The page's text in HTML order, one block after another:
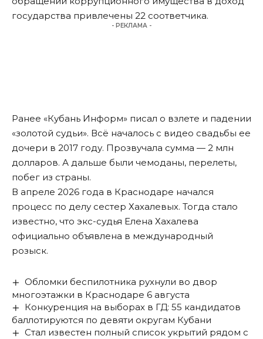
государства привлечены 22 соответчика.
- РЕКЛАМА -
Ранее «Кубань Информ» писал о взлете и падении
«золотой судьи». Всё началось с видео свадьбы ее
дочери в 2017 году. Прозвучала сумма — 2 млн
долларов. А дальше были чемоданы, перелеты,
побег из страны.
В апреле 2026 года в Краснодаре начался
процесс по делу сестер Хахалевых. Тогда стало
известно, что экс-судья Елена Хахалева
официально объявлена в международный
розыск.
Обломки беспилотника рухнули во двор
многоэтажки в Краснодаре 6 августа
Конкуренция на выборах в ГД: 55 кандидатов
баллотируются по девяти округам Кубани
Стал известен полный список укрытий рядом с